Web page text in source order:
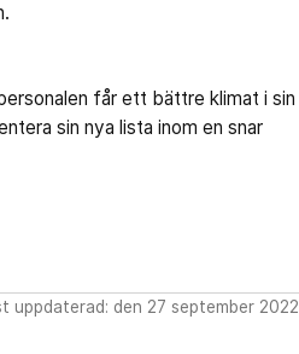
får ett bättre klimat i sin
sin nya lista inom en snar
uppdaterad: den 27 september 2022